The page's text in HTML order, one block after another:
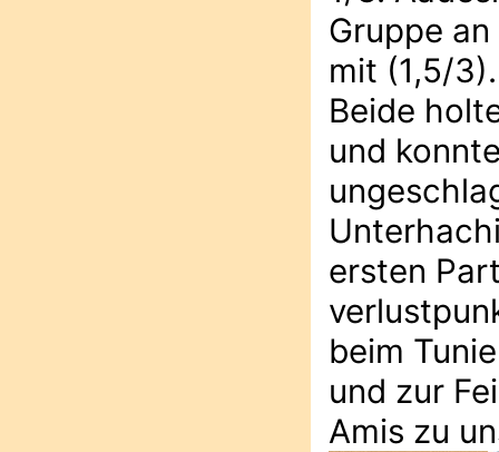
Gruppe
mit (1,5/
Beide
und
ersten
beim
und zur
Amis zu